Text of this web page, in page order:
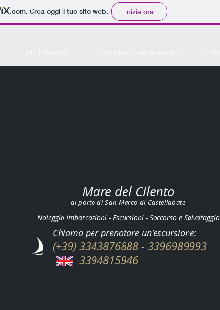
.com. Crea oggi il tuo sito web. Inizia ora
Mare del Cilento
al porto di San Marco di Castellabate
Noleggio Imbarcazioni - Escursioni - Soccorso e Salvataggio
Chiama per prenotare un'escursione:
(+39) 3343876888 - 3396989993
3394815946